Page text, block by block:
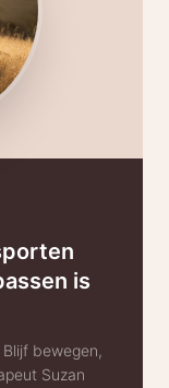
is
bewegen,
Suzan